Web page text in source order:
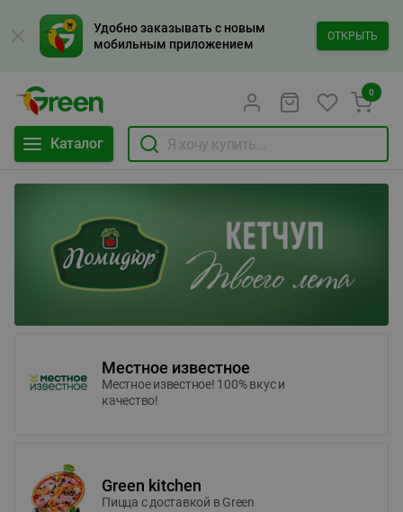
Удобно заказывать с новым
мобильным приложением
ОТКРЫТЬ
Каталог
0
Местное известное
Местное известное! 100% вкус и
качество!
Green kitchen
Пицца c доставкой в Green